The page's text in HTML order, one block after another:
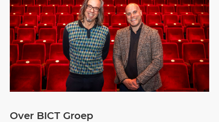
Over BICT Groep